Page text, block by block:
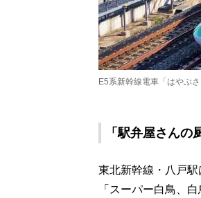
E5系新幹線電車「はやぶ
「駅弁屋さんの
東北新幹線・八戸
「スーパー白鳥、